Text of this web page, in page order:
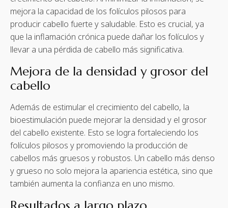
mejora la capacidad de los folículos pilosos para
producir cabello fuerte y saludable. Esto es crucial, ya
que la inflamación crónica puede dañar los folículos y
llevar a una pérdida de cabello más significativa.
Mejora de la densidad y grosor del
cabello
Además de estimular el crecimiento del cabello, la
bioestimulación puede mejorar la densidad y el grosor
del cabello existente. Esto se logra fortaleciendo los
folículos pilosos y promoviendo la producción de
cabellos más gruesos y robustos. Un cabello más denso
y grueso no solo mejora la apariencia estética, sino que
también aumenta la confianza en uno mismo.